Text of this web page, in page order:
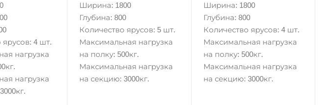
ярусов: 4 шт.
нагрузка
нагрузка
Ширина: 1800
Глубина: 800
Количество ярусов: 5 шт.
Максимальная нагрузка
на полку: 500кг.
Максимальная нагрузка
на секцию: 3000кг.
Ширина: 1800
Глубина: 800
Количество ярусов: 4 шт.
Максимальная нагрузка
на полку: 500кг.
Максимальная нагрузка
на секцию: 3000кг.